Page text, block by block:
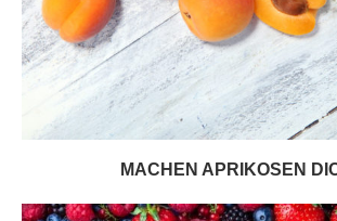
MACHEN APRIKOSEN